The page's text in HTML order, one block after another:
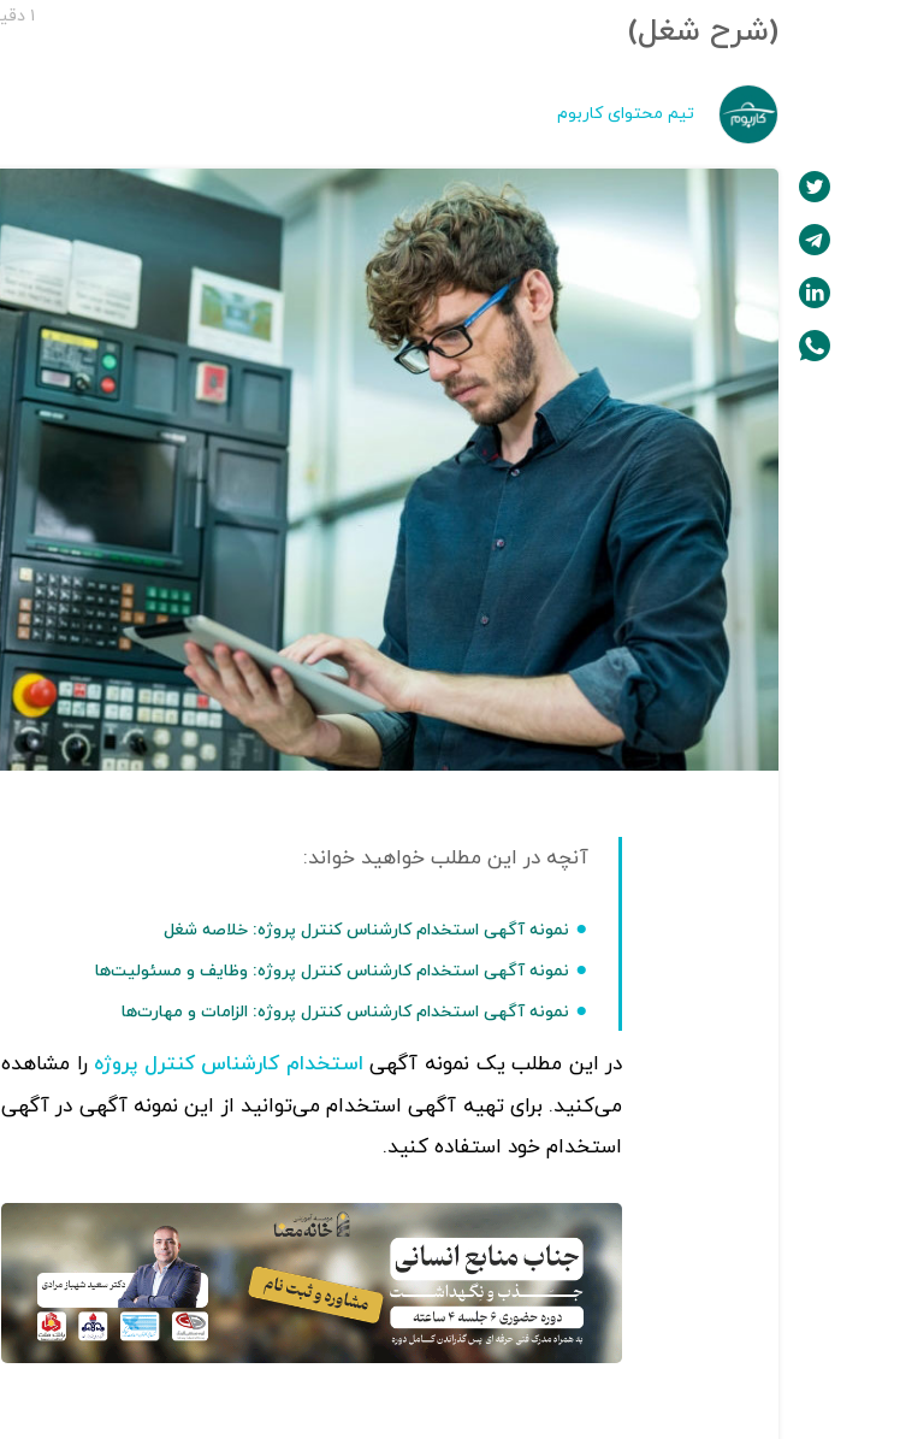
(شرح شغل)
۱ دقیقه
تیم محتوای کاربوم
نمونه آگهی استخدام کارشناس کنترل پروژه: خلاصه شغل
نمونه آگهی استخدام کارشناس کنترل پروژه: وظایف و مسئولیت‌ها
نمونه آگهی استخدام کارشناس کنترل پروژه: الزامات و مهارت‌ها
در این مطلب یک نمونه آگهی استخدام کارشناس کنترل پروژه را مشاهده
می‌کنید. برای تهیه آگهی استخدام می‌توانید از این نمونه آگهی در آگهی
استخدام خود استفاده کنید.